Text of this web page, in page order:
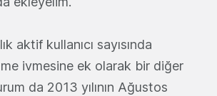
aktif kullanıcı sayısında
ivmesine ek olarak bir diğer
da 2013 yılının Ağustos